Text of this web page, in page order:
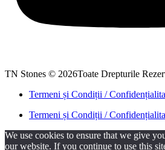
TN Stones © 2026Toate Drepturile
Termeni și Condiții /
Termeni și Condiții /
We use cookies to ensure that we give
our website. If you continue to use this